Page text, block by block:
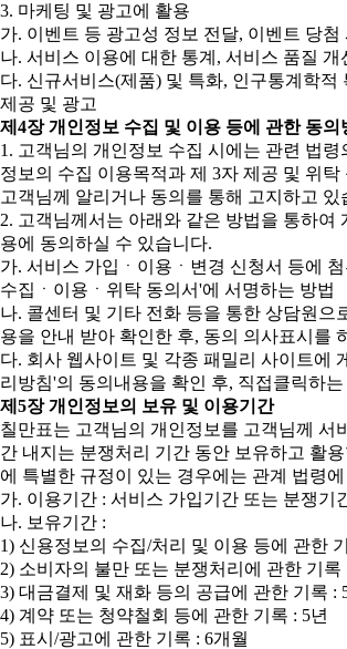
3. 마케팅 및 광고에 활용
가. 이벤트 등 광고성 정보 전달, 이벤트 당첨
나. 서비스 이용에 대한 통계, 서비스 품질 개
다. 신규서비스(제품) 및 특화, 인구통계학적
제공 및 광고
제4장 개인정보 수집 및 이용 등에 관한 동의
1. 고객님의 개인정보 수집 시에는 관련 법령
정보의 수집 이용목적과 제 3자 제공 및 위탁
고객님께 알리거나 동의를 통해 고지하고 있
2. 고객님께서는 아래와 같은 방법을 통하여
용에 동의하실 수 있습니다.
가. 서비스 가입ㆍ이용ㆍ변경 신청서 등에
수집ㆍ이용ㆍ위탁 동의서'에 서명하는 방법
나. 콜센터 및 기타 전화 등을 통한 상담원으
용을 안내 받아 확인한 후, 동의 의사표시를
다. 회사 웹사이트 및 각종 패밀리 사이트에
리방침'의 동의내용을 확인 후, 직접클릭하는
제5장 개인정보의 보유 및 이용기간
칠만표는 고객님의 개인정보를 고객님께 서
간 내지는 분쟁처리 기간 동안 보유하고 활
에 특별한 규정이 있는 경우에는 관계 법령
가. 이용기간 : 서비스 가입기간 또는 분쟁기
나. 보유기간 :
1) 신용정보의 수집/처리 및 이용 등에 관한
2) 소비자의 불만 또는 분쟁처리에 관한 기록
3) 대금결제 및 재화 등의 공급에 관한 기록 :
4) 계약 또는 청약철회 등에 관한 기록 : 5년
5) 표시/광고에 관한 기록 : 6개월